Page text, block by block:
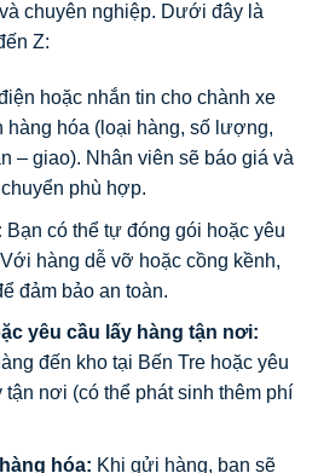
chuyên nghiệp. Dưới đây là
Z:
hoặc nhắn tin cho chành xe
hàng hóa (loại hàng, số lượng,
– giao). Nhân viên sẽ báo giá và
phù hợp.
Bạn có thể tự đóng gói hoặc yêu
hàng dễ vỡ hoặc cồng kềnh,
đảm bảo an toàn.
yêu cầu lấy hàng tận nơi:
đến kho tại Bến Tre hoặc yêu
nơi (có thể phát sinh thêm phí
hóa: Khi gửi hàng, bạn sẽ